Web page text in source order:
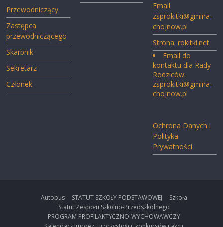
Przewodniczący
Zastępca
przewodniczącego
Skarbnik
Sekretarz
Członek
Email:
zsprokitki@gmina-
chojnow.pl
Strona: rokitki.net
Email do
kontaktu dla Rady
Rodziców:
zsprokitki@gmina-
chojnow.pl
Ochrona Danych i
Polityka
Prywatności
Autobus STATUT SZKOŁY PODSTAWOWEJ
Szkoła
Statut Zespołu Szkolno-Przedszkolnego
PROGRAM PROFILAKTYCZNO-WYCHOWAWCZY